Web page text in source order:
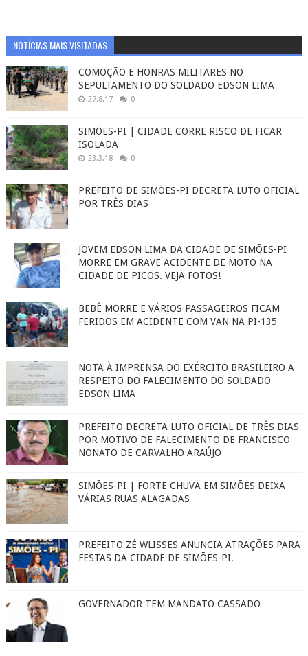
NOTÍCIAS MAIS VISITADAS
COMOÇÃO E HONRAS MILITARES NO
SEPULTAMENTO DO SOLDADO EDSON LIMA
27.8.17 0
SIMÕES-PI | CIDADE CORRE RISCO DE FICAR
ISOLADA
23.3.18 0
PREFEITO DE SIMÕES-PI DECRETA LUTO OFICIAL
POR TRÊS DIAS
JOVEM EDSON LIMA DA CIDADE DE SIMÕES-PI
MORRE EM GRAVE ACIDENTE DE MOTO NA
CIDADE DE PICOS. VEJA FOTOS!
BEBÊ MORRE E VÁRIOS PASSAGEIROS FICAM
FERIDOS EM ACIDENTE COM VAN NA PI-135
NOTA À IMPRENSA DO EXÉRCITO BRASILEIRO A
RESPEITO DO FALECIMENTO DO SOLDADO
EDSON LIMA
PREFEITO DECRETA LUTO OFICIAL DE TRÊS DIAS
POR MOTIVO DE FALECIMENTO DE FRANCISCO
NONATO DE CARVALHO ARAÚJO
SIMÕES-PI | FORTE CHUVA EM SIMÕES DEIXA
VÁRIAS RUAS ALAGADAS
PREFEITO ZÉ WLISSES ANUNCIA ATRAÇÕES PARA
FESTAS DA CIDADE DE SIMÕES-PI.
GOVERNADOR TEM MANDATO CASSADO